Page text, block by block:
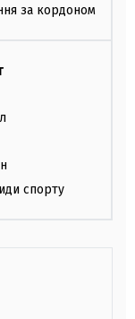
за кордоном
спорту